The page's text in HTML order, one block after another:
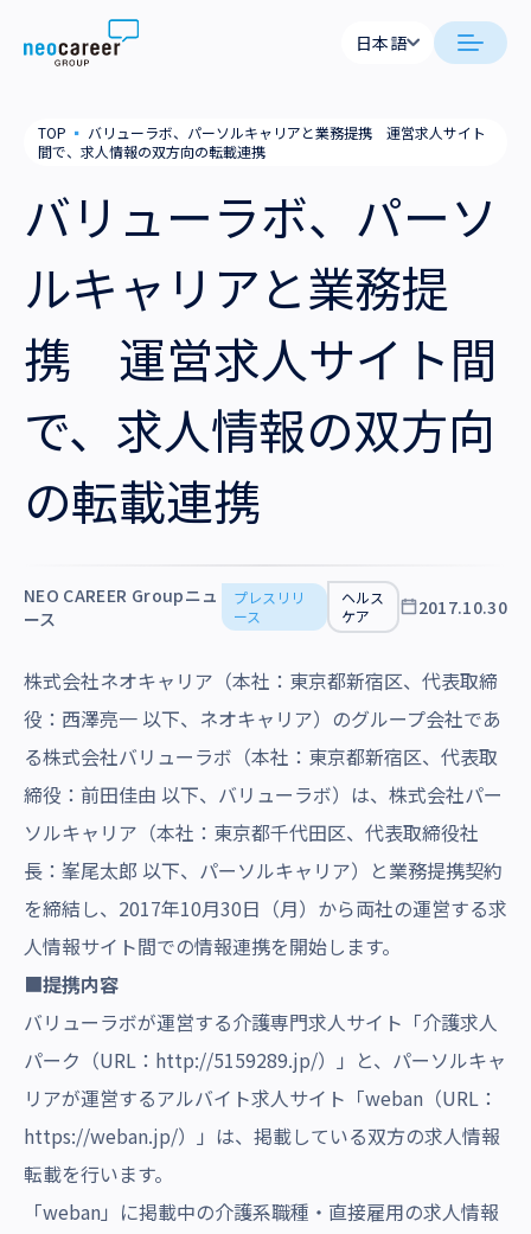
Skip to content
日本語
私たちの考え方
就労支援
業務支援
役員一覧
拠点一覧
グループ会社
採用情報
日本語
TOP ▪ バリューラボ、パーソルキャリアと業務提携 運営求人サイト
間で、求人情報の双方向の転載連携
バリューラボ、パーソ
ルキャリアと業務提
携 運営求人サイト間
で、求人情報の双方向
の転載連携
NEO CAREER Groupニュ
ース
プレスリリ
ース
ヘルス
ケア
2017.10.30
株式会社ネオキャリア（本社：東京都新宿区、代表取締
役：西澤亮一 以下、ネオキャリア）のグループ会社であ
る株式会社バリューラボ（本社：東京都新宿区、代表取
締役：前田佳由 以下、バリューラボ）は、株式会社パー
ソルキャリア（本社：東京都千代田区、代表取締役社
長：峯尾太郎 以下、パーソルキャリア）と業務提携契約
を締結し、2017年10月30日（月）から両社の運営する求
人情報サイト間での情報連携を開始します。
■提携内容
バリューラボが運営する介護専門求人サイト「介護求人
パーク（URL： http://5159289.jp/）」と、パーソルキャ
リアが運営するアルバイト求人サイト「weban（URL：
https://weban.jp/）」は、掲載している双方の求人情報
転載を行います。
「weban」に掲載中の介護系職種・直接雇用の求人情報